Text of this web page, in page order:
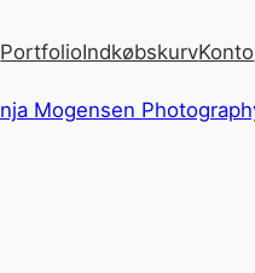
PortfolioIndkøbskurvKonto